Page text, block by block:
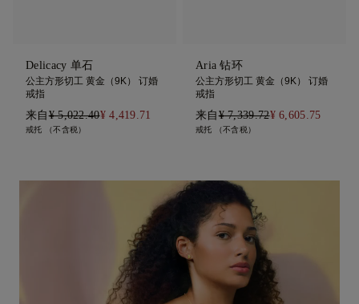
Delicacy 单石
公主方形切工 黄金（9K） 订婚
戒指
来自¥ 5,022.40¥ 4,419.71
戒托 （不含税）
Aria 钻环
公主方形切工 黄金（9K） 订婚
戒指
来自¥ 7,339.72¥ 6,605.75
戒托 （不含税）